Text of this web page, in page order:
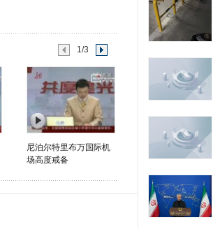
1/3
尼泊尔特里布万国际机
场高度戒备